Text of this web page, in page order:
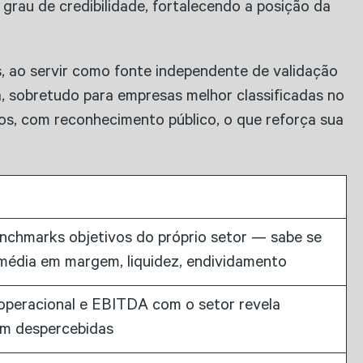
de credibilidade, fortalecendo a posição da
ao servir como fonte independente de validação
para empresas melhor classificadas no
com reconhecimento público, o que reforça sua
objetivos do próprio setor — sabe se
em margem, liquidez, endividamento
e EBITDA com o setor revela
despercebidas